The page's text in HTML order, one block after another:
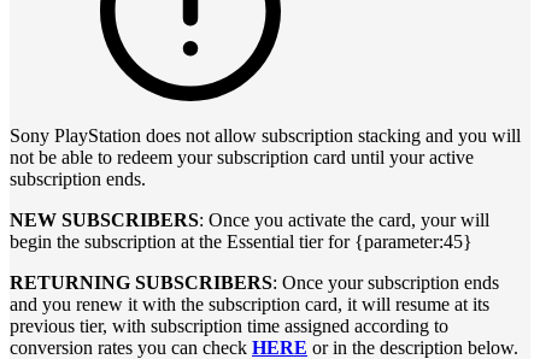
Sony PlayStation does not allow subscription stacking and you will
not be able to redeem your subscription card until your active
subscription ends.
NEW SUBSCRIBERS: Once you activate the card, your will
begin the subscription at the Essential tier for {parameter:45}
RETURNING SUBSCRIBERS: Once your subscription ends
and you renew it with the subscription card, it will resume at its
previous tier, with subscription time assigned according to
conversion rates you can check HERE or in the description below.